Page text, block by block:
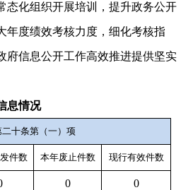
态化组织开展培训，提升政务公开
年度绩效考核力度，细化考核指
府信息公开工作高效推进提供坚实
息情况
二十条第（一）项
发件数 本年废止件数 现行有效件数
0 0